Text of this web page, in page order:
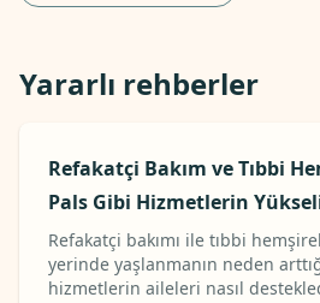
Yararlı rehberler
Refakatçi Bakım ve Tıbbi
Pals Gibi Hizmetlerin
Refakatçi bakımı ile tıbbi
yerinde yaşlanmanın neden
hizmetlerin aileleri nasıl